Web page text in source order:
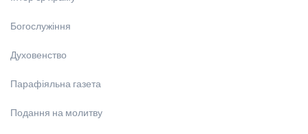
Богослужіння
Духовенство
Парафіяльна газета
Подання на молитву